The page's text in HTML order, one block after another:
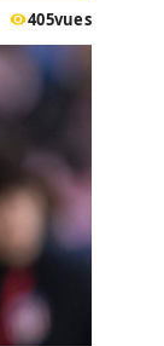
405vues